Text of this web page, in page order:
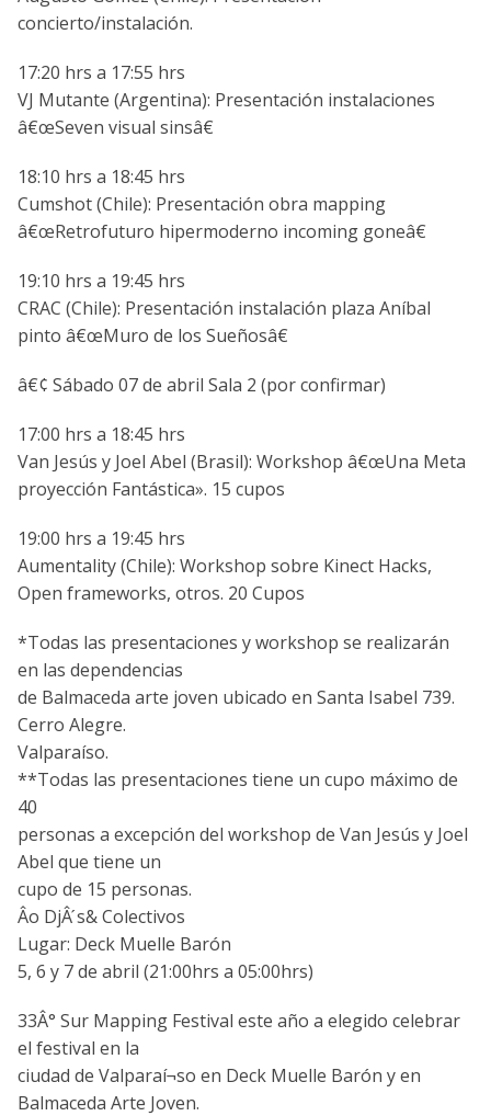
concierto/instalación.
17:20 hrs a 17:55 hrs
VJ Mutante (Argentina): Presentación instalaciones
â€œSeven visual sinsâ€
18:10 hrs a 18:45 hrs
Cumshot (Chile): Presentación obra mapping
â€œRetrofuturo hipermoderno incoming goneâ€
19:10 hrs a 19:45 hrs
CRAC (Chile): Presentación instalación plaza Aní­bal
pinto â€œMuro de los Sueñosâ€
â€¢ Sábado 07 de abril Sala 2 (por confirmar)
17:00 hrs a 18:45 hrs
Van Jesús y Joel Abel (Brasil): Workshop â€œUna Meta
proyección Fantástica». 15 cupos
19:00 hrs a 19:45 hrs
Aumentality (Chile): Workshop sobre Kinect Hacks,
Open frameworks, otros. 20 Cupos
*Todas las presentaciones y workshop se realizarán
en las dependencias
de Balmaceda arte joven ubicado en Santa Isabel 739.
Cerro Alegre.
Valparaí­so.
**Todas las presentaciones tiene un cupo máximo de
40
personas a excepción del workshop de Van Jesús y Joel
Abel que tiene un
cupo de 15 personas.
Âo DjÂ ́s& Colectivos
Lugar: Deck Muelle Barón
5, 6 y 7 de abril (21:00hrs a 05:00hrs)
33Â° Sur Mapping Festival este año a elegido celebrar
el festival en la
ciudad de Valparaí¬so en Deck Muelle Barón y en
Balmaceda Arte Joven.